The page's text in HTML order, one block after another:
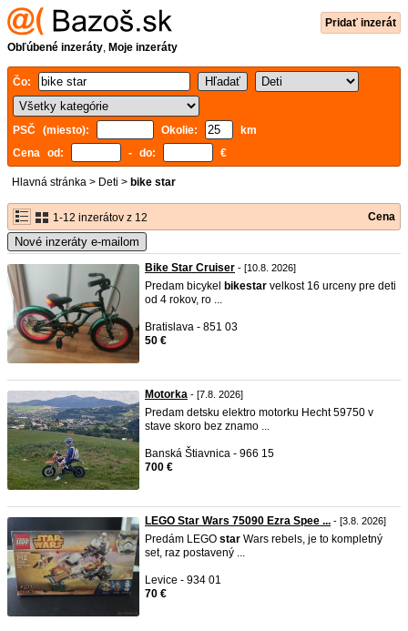
Pridať inzerát
Obľúbené inzeráty, Moje inzeráty
Čo:
PSČ (miesto): Okolie:
km
Cena od:
- do: €
Hlavná stránka > Deti > bike star
1-12 inzerátov z 12 Cena
Nové inzeráty e-mailom
Bike Star Cruiser - [10.8. 2026]
Predam bicykel bikestar velkost 16 urceny pre deti
od 4 rokov, ro ...
Bratislava - 851 03
50 €
Motorka - [7.8. 2026]
Predam detsku elektro motorku Hecht 59750 v
stave skoro bez znamo ...
Banská Štiavnica - 966 15
700 €
LEGO Star Wars 75090 Ezra Spee ... - [3.8. 2026]
Predám LEGO star Wars rebels, je to kompletný
set, raz postavený ...
Levice - 934 01
70 €